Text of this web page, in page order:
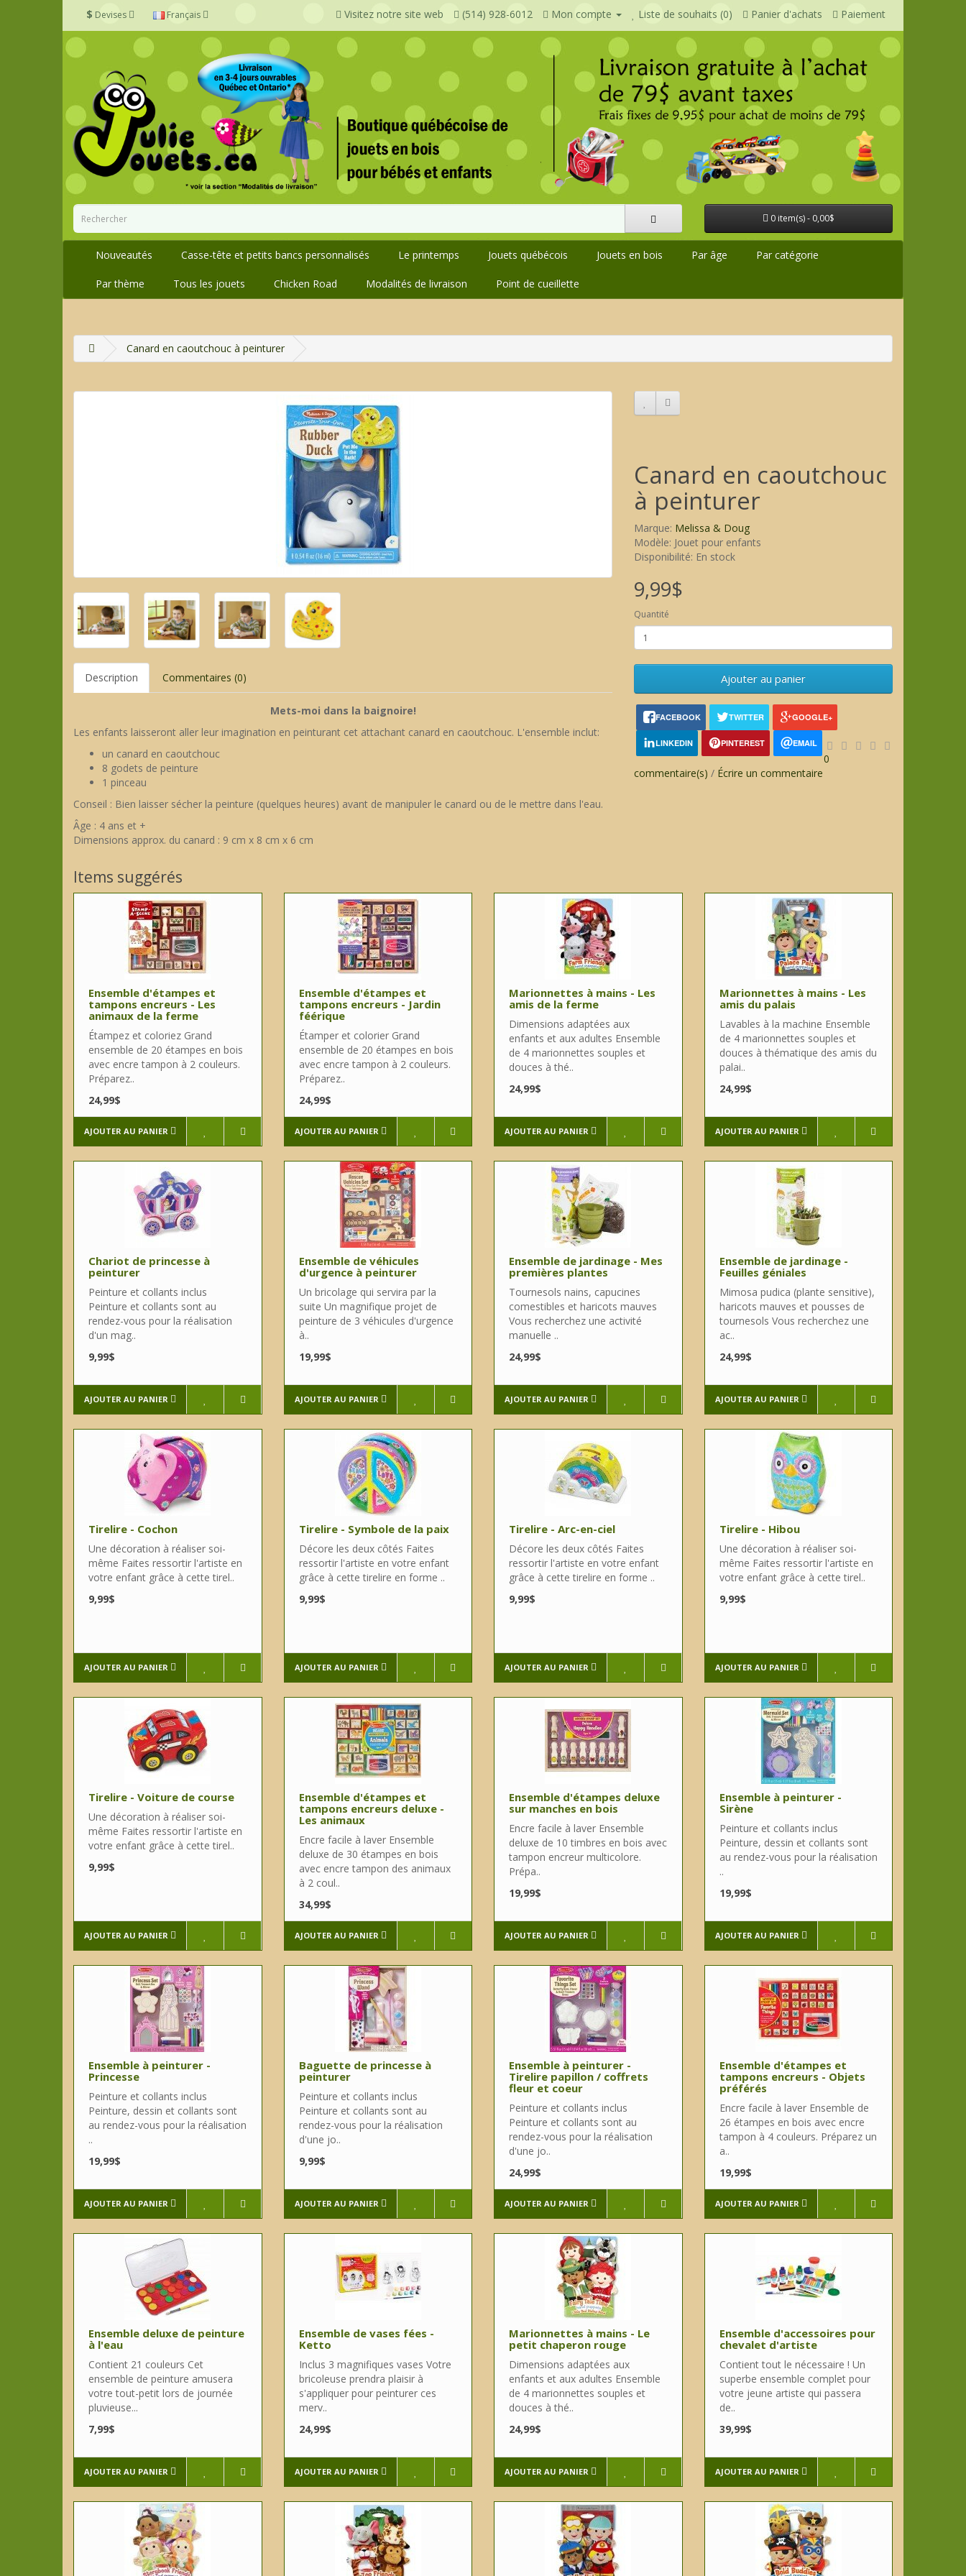
$ Devises Français Visitez notre site web (514) 928-6012 Mon compte Liste de souhaits (0) Panier d'achats Paiement
0 item(s) - 0,00$
Nouveautés Casse-tête et petits bancs personnalisés Le printemps Jouets québécois Jouets en bois Par âge Par catégorie
Par thème Tous les jouets Chicken Road Modalités de livraison Point de cueillette
Canard en caoutchouc à peinturer
Description Commentaires (0)
Mets-moi dans la baignoire!
Les enfants laisseront aller leur imagination en peinturant cet attachant canard en caoutchouc. L'ensemble inclut:
un canard en caoutchouc
8 godets de peinture
1 pinceau
Conseil : Bien laisser sécher la peinture (quelques heures) avant de manipuler le canard ou de le mettre dans l'eau.
Âge : 4 ans et +
Dimensions approx. du canard : 9 cm x 8 cm x 6 cm
Canard en caoutchouc
à peinturer
Marque: Melissa & Doug
Modèle: Jouet pour enfants
Disponibilité: En stock
9,99$
Quantité
Ajouter au panier
FACEBOOK TWITTER GOOGLE+
LINKEDIN PINTEREST EMAIL
0
commentaire(s) / Écrire un commentaire
Items suggérés
Ensemble d'étampes et
tampons encreurs - Les
animaux de la ferme
Étampez et coloriez Grand
ensemble de 20 étampes en bois
avec encre tampon à 2 couleurs.
Préparez..
24,99$
AJOUTER AU PANIER
Ensemble d'étampes et
tampons encreurs - Jardin
féérique
Étamper et colorier Grand
ensemble de 20 étampes en bois
avec encre tampon à 2 couleurs.
Préparez..
24,99$
AJOUTER AU PANIER
Marionnettes à mains - Les
amis de la ferme
Dimensions adaptées aux
enfants et aux adultes Ensemble
de 4 marionnettes souples et
douces à thé..
24,99$
AJOUTER AU PANIER
Marionnettes à mains - Les
amis du palais
Lavables à la machine Ensemble
de 4 marionnettes souples et
douces à thématique des amis du
palai..
24,99$
AJOUTER AU PANIER
Chariot de princesse à
peinturer
Peinture et collants inclus
Peinture et collants sont au
rendez-vous pour la réalisation
d'un mag..
9,99$
AJOUTER AU PANIER
Ensemble de véhicules
d'urgence à peinturer
Un bricolage qui servira par la
suite Un magnifique projet de
peinture de 3 véhicules d'urgence
à..
19,99$
AJOUTER AU PANIER
Ensemble de jardinage - Mes
premières plantes
Tournesols nains, capucines
comestibles et haricots mauves
Vous recherchez une activité
manuelle ..
24,99$
AJOUTER AU PANIER
Ensemble de jardinage -
Feuilles géniales
Mimosa pudica (plante sensitive),
haricots mauves et pousses de
tournesols Vous recherchez une
ac..
24,99$
AJOUTER AU PANIER
Tirelire - Cochon
Une décoration à réaliser soi-
même Faites ressortir l'artiste en
votre enfant grâce à cette tirel..
9,99$
AJOUTER AU PANIER
Tirelire - Symbole de la paix
Décore les deux côtés Faites
ressortir l'artiste en votre enfant
grâce à cette tirelire en forme ..
9,99$
AJOUTER AU PANIER
Tirelire - Arc-en-ciel
Décore les deux côtés Faites
ressortir l'artiste en votre enfant
grâce à cette tirelire en forme ..
9,99$
AJOUTER AU PANIER
Tirelire - Hibou
Une décoration à réaliser soi-
même Faites ressortir l'artiste en
votre enfant grâce à cette tirel..
9,99$
AJOUTER AU PANIER
Tirelire - Voiture de course
Une décoration à réaliser soi-
même Faites ressortir l'artiste en
votre enfant grâce à cette tirel..
9,99$
AJOUTER AU PANIER
Ensemble d'étampes et
tampons encreurs deluxe -
Les animaux
Encre facile à laver Ensemble
deluxe de 30 étampes en bois
avec encre tampon des animaux
à 2 coul..
34,99$
AJOUTER AU PANIER
Ensemble d'étampes deluxe
sur manches en bois
Encre facile à laver Ensemble
deluxe de 10 timbres en bois avec
tampon encreur multicolore.
Prépa..
19,99$
AJOUTER AU PANIER
Ensemble à peinturer -
Sirène
Peinture et collants inclus
Peinture, dessin et collants sont
au rendez-vous pour la réalisation
..
19,99$
AJOUTER AU PANIER
Ensemble à peinturer -
Princesse
Peinture et collants inclus
Peinture, dessin et collants sont
au rendez-vous pour la réalisation
..
19,99$
AJOUTER AU PANIER
Baguette de princesse à
peinturer
Peinture et collants inclus
Peinture et collants sont au
rendez-vous pour la réalisation
d'une jo..
9,99$
AJOUTER AU PANIER
Ensemble à peinturer -
Tirelire papillon / coffrets
fleur et coeur
Peinture et collants inclus
Peinture et collants sont au
rendez-vous pour la réalisation
d'une jo..
24,99$
AJOUTER AU PANIER
Ensemble d'étampes et
tampons encreurs - Objets
préférés
Encre facile à laver Ensemble de
26 étampes en bois avec encre
tampon à 4 couleurs. Préparez un
a..
19,99$
AJOUTER AU PANIER
Ensemble deluxe de peinture
à l'eau
Contient 21 couleurs Cet
ensemble de peinture amusera
votre tout-petit lors de journée
pluvieuse...
7,99$
AJOUTER AU PANIER
Ensemble de vases fées -
Ketto
Inclus 3 magnifiques vases Votre
bricoleuse prendra plaisir à
s'appliquer pour peinturer ces
merv..
24,99$
AJOUTER AU PANIER
Marionnettes à mains - Le
petit chaperon rouge
Dimensions adaptées aux
enfants et aux adultes Ensemble
de 4 marionnettes souples et
douces à thé..
24,99$
AJOUTER AU PANIER
Ensemble d'accessoires pour
chevalet d'artiste
Contient tout le nécessaire ! Un
superbe ensemble complet pour
votre jeune artiste qui passera
de..
39,99$
AJOUTER AU PANIER